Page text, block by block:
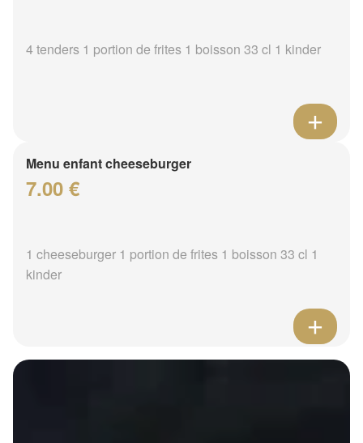
4 tenders 1 portion de frites 1 boisson 33 cl 1 kinder
Menu enfant cheeseburger
7.00 €
1 cheeseburger 1 portion de frites 1 boisson 33 cl 1
kinder